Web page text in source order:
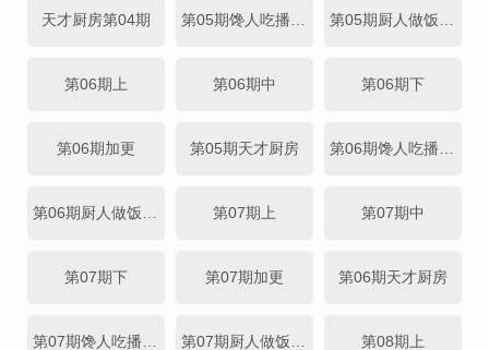
天才厨房第04期
第06期上 第06期中 第06期下
第06期加更 第05期天才厨房
第07期上 第07期中
第07期下 第07期加更 第06期天才厨房
第08期上